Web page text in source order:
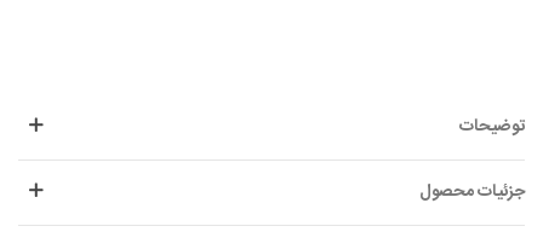
توضیحات
جزئیات محصول